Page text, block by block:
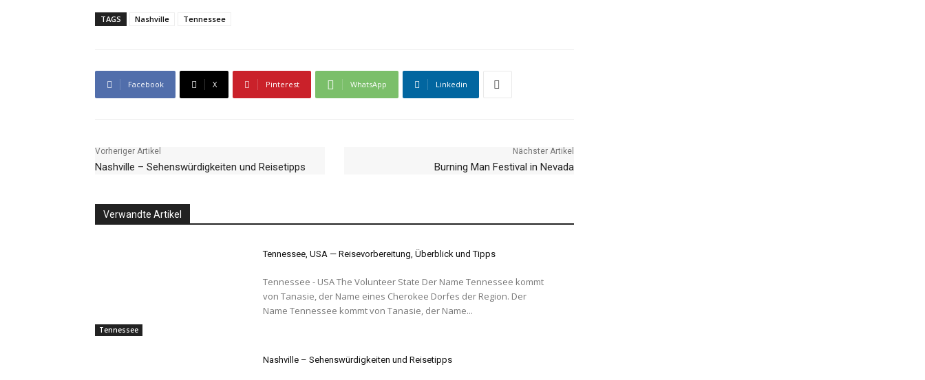
TAGS Nashville Tennessee
Facebook X Pinterest WhatsApp Linkedin
Vorheriger Artikel
Nashville – Sehenswürdigkeiten und Reisetipps
Nächster Artikel
Burning Man Festival in Nevada
Verwandte Artikel
Tennessee
Tennessee, USA — Reisevorbereitung, Überblick und Tipps
Tennessee - USA The Volunteer State Der Name Tennessee kommt
von Tanasie, der Name eines Cherokee Dorfes der Region. Der
Name Tennessee kommt von Tanasie, der Name...
Nashville – Sehenswürdigkeiten und Reisetipps